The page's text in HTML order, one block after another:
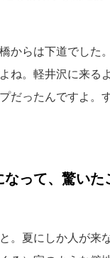
からは下道でした
ね。軽井沢に来る
だったんですよ。
って、驚いた
。夏にしか人が来